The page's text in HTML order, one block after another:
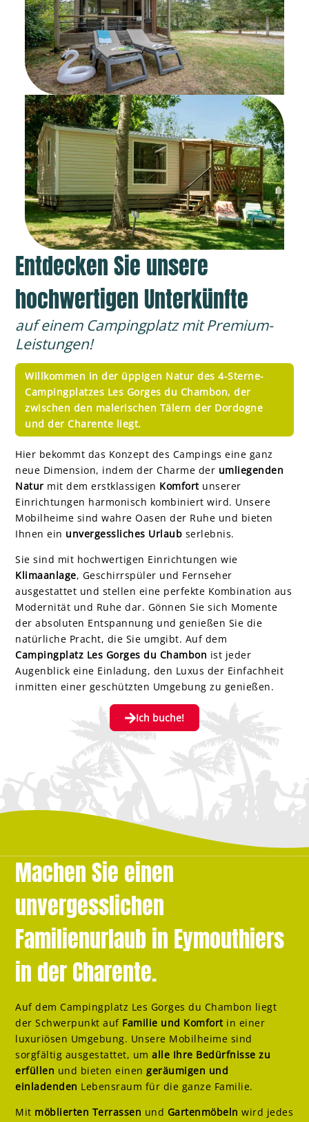
Entdecken Sie unsere
hochwertigen Unterkünfte
auf einem Campingplatz mit Premium-
Leistungen!
Willkommen in der üppigen Natur des 4-Sterne-
Campingplatzes Les Gorges du Chambon, der
zwischen den malerischen Tälern der Dordogne
und der Charente liegt.
Hier bekommt das Konzept des Campings eine ganz
neue Dimension, indem der Charme der umliegenden
Natur mit dem erstklassigen Komfortunserer
Einrichtungen harmonisch kombiniert wird. Unsere
Mobilheime sind wahre Oasen der Ruhe und bieten
Ihnen ein unvergessliches Urlaub serlebnis.
Sie sind mit hochwertigen Einrichtungen wie
Klimaanlage, Geschirrspüler und Fernseher
ausgestattet und stellen eine perfekte Kombination aus
Modernität und Ruhe dar. Gönnen Sie sich Momente
der absoluten Entspannung und genießen Sie die
natürliche Pracht, die Sie umgibt. Auf dem
Campingplatz Les Gorges du Chambon ist jeder
Augenblick eine Einladung, den Luxus der Einfachheit
inmitten einer geschützten Umgebung zu genießen.
Ich buche!
Machen Sie einen
unvergesslichen
Familienurlaub in Eymouthiers
in der Charente.
Auf dem Campingplatz Les Gorges du Chambon liegt
der Schwerpunkt auf Familie und Komfortin einer
luxuriösen Umgebung. Unsere Mobilheime sind
sorgfältig ausgestattet, umalle Ihre Bedürfnisse zu
erfüllen und bieten einengeräumigen und
einladenden Lebensraum für die ganze Familie.
Mit möblierten Terrassen und Gartenmöbeln wird jedes